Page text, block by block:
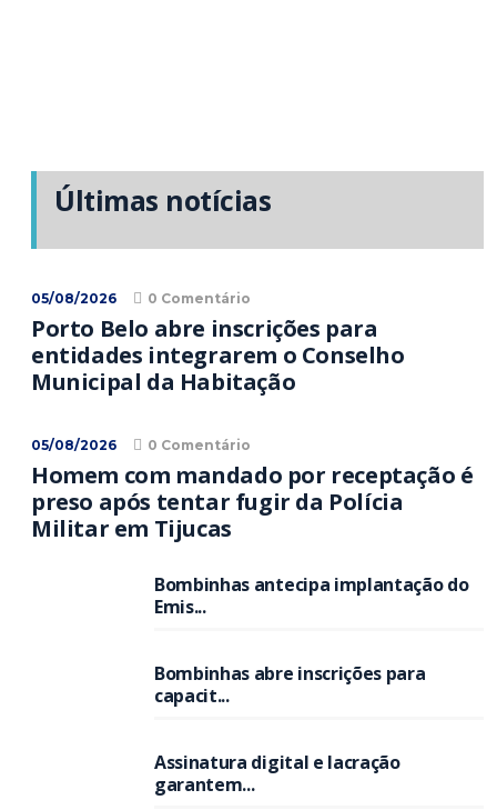
Últimas notícias
05/08/2026 0 Comentário
Porto Belo abre inscrições para
entidades integrarem o Conselho
Municipal da Habitação
05/08/2026 0 Comentário
Homem com mandado por receptação é
preso após tentar fugir da Polícia
Militar em Tijucas
Bombinhas antecipa implantação do
Emis...
Bombinhas abre inscrições para
capacit...
Assinatura digital e lacração
garantem...